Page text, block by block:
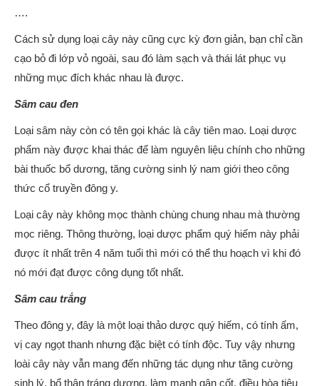
….
Cách sử dụng loại cây này cũng cực kỳ đơn giản, bạn chỉ cần
cạo bỏ đi lớp vỏ ngoài, sau đó làm sạch và thái lát phục vụ
những mục đích khác nhau là được.
Sâm cau đen
Loại sâm này còn có tên gọi khác là cây tiên mao. Loại dược
phẩm này được khai thác để làm nguyên liệu chính cho những
bài thuốc bổ dương, tăng cường sinh lý nam giới theo công
thức cổ truyền đông y.
Loại cây này không mọc thành chùng chung nhau mà thường
mọc riêng. Thông thường, loại dược phẩm quý hiếm này phải
được ít nhất trên 4 năm tuổi thì mới có thể thu hoạch vì khi đó
nó mới đạt được công dụng tốt nhất.
Sâm cau trắng
Theo đông y, đây là một loại thảo dược quý hiếm, có tính ấm,
vị cay ngọt thanh nhưng đặc biệt có tính độc. Tuy vậy nhưng
loài cây này vẫn mang đến những tác dụng như tăng cường
sinh lý, bổ thận tráng dương, làm mạnh gân cốt, điều hòa tiêu